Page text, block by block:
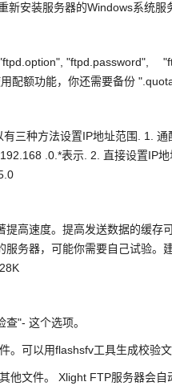
安装服务器的Windows系统服
"ftpd.password",
配额功能，你还需要备份
三种方法设置IP地址范围. 1.
.0.*表示. 2. 直接设置IP
高速度。提高发送数据的缓存
务器，可能你需要自己试验。
"- 这个选项。
。可以用flashsfv工具生成校验
他文件。 Xlight FTP服务器会